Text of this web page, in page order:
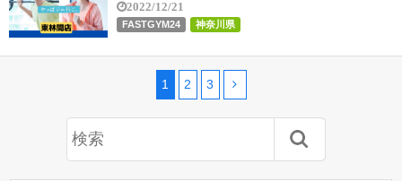
2022/12/21
FASTGYM24 神奈川県
1 2 3